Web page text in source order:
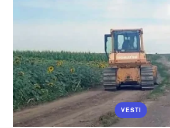
VESTI